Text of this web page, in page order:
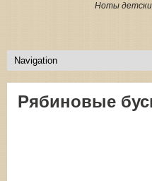
Ноты
Рябиновые